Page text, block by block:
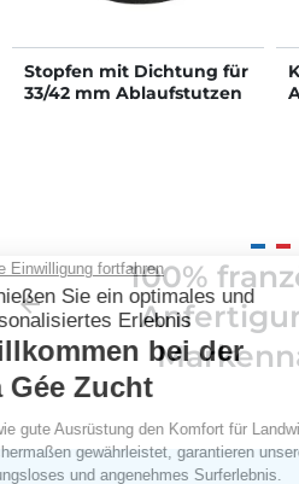
Stopfen mit Dichtung für
33/42 mm Ablaufstutzen
Zurück
arrow_back
100%